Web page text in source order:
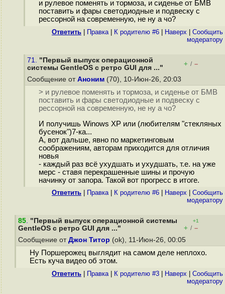
и рулевое поменять и тормоза, и сиденье от БМВ
поставить и фары светодиодные и подвеску с
рессорной на современную, не ну а чо?
Ответить Правка| К родителю #6 Наверх
Cообщить
модератору
71. "Первый выпуск операционной
системы GentleOS с ретро GUI для ..."
+ / –
Сообщение от Аноним (70), 10-Июн-26, 20:03
> и рулевое поменять и тормоза, и сиденье от БМВ
поставить и фары светодиодные и подвеску с
рессорной на современную, не ну а чо?
И получишь Winows XP или (любителям "стекляных
бусенок")7-ка...
А, вот дальше, явно по маркетинговым
соображениям, авторам приходится для отличия
новья
- каждый раз всё ухудшать и ухудшать, т.е. на уже
мерс - ставя перекрашенные шины и прочую
начинку от запора. Такой вот прогресс в итоге.
Ответить Правка| К родителю #6 Наверх
Cообщить
модератору
85. "Первый выпуск операционной системы
GentleOS с ретро GUI для ..."
+1
+ / –
Сообщение от Джон Титор (ok), 11-Июн-26, 00:05
Ну Поршерожец выглядит на самом деле неплохо.
Есть куча видео об этом.
Ответить Правка| К родителю #3 Наверх
Cообщить
модератору